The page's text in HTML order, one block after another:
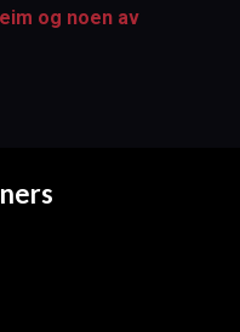
og noen av